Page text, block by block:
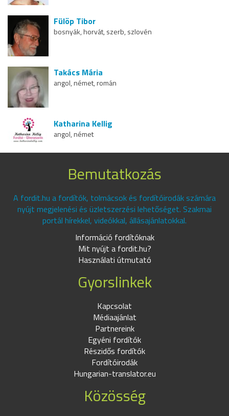
Fülöp Tibor
bosnyák, horvát, szerb, szlovén
Takács Mária
angol, német, román
Katharina Kellig
angol, német
Bemutatkozás
A fordit.hu a fordítók, tolmácsok és fordítóirodák számára
nyújt megjelenési és üzletszerzési lehetőséget. Szakmai
portál hírekkel, videókkal, állásajánlatokkal.
Információ fordítóknak
Mit nyújt a fordit.hu?
Használati útmutató
Gyorslinkek
Kapcsolat
Médiaajánlat
Partnereink
Egyéni fordítók
Részidős fordítók
Fordítóirodák
Hungarian-translator.eu
Közösség